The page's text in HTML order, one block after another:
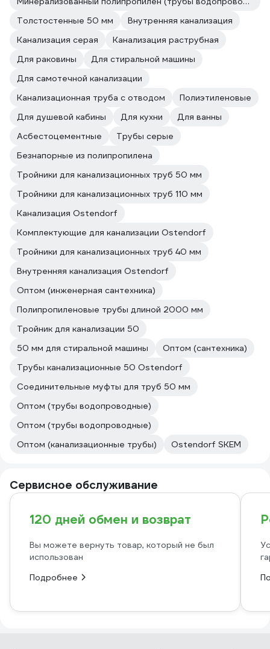
Толстостенные 50 мм
Внутренняя канализация
Канализация серая
Канализация раструбная
Для раковины
Для стиральной машины
Для самотечной канализации
Канализационная труба с отводом
Полиэтиленовые
Для душевой кабины
Для кухни
Для ванны
Асбестоцементные
Трубы серые
Безнапорные из полипропилена
Тройники для канализационных труб 50 мм
Тройники для канализационных труб 110 мм
Канализация Ostendorf
Комплектующие для канализации Ostendorf
Тройники для канализационных труб 40 мм
Внутренняя канализация Ostendorf
Оптом (инженерная сантехника)
Полипропиленовые трубы длиной 2000 мм
Тройник для канализации 50
50 мм для стиральной машины
Оптом (сантехника)
Трубы канализационные 50 Ostendorf
Соединительные муфты для труб 50 мм
Оптом (трубы водопроводные)
Оптом (трубы водопроводные)
Оптом (канализационные трубы)
Ostendorf SKEM
Сервисное обслуживание
120 дней обмен и возврат
Вы можете вернуть товар, который не был
использован
Подробнее